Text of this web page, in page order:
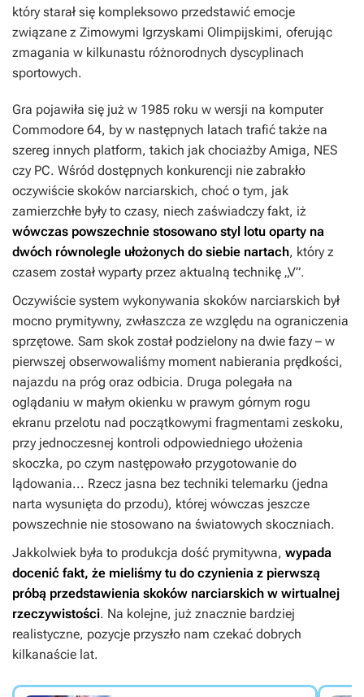
który starał się kompleksowo przedstawić emocje
związane z Zimowymi Igrzyskami Olimpijskimi, oferując
zmagania w kilkunastu różnorodnych dyscyplinach
sportowych.
Gra pojawiła się już w 1985 roku w wersji na komputer
Commodore 64, by w następnych latach trafić także na
szereg innych platform, takich jak chociażby Amiga, NES
czy PC. Wśród dostępnych konkurencji nie zabrakło
oczywiście skoków narciarskich, choć o tym, jak
zamierzchłe były to czasy, niech zaświadczy fakt, iż
wówczas powszechnie stosowano styl lotu oparty na
dwóch równolegle ułożonych do siebie nartach, który z
czasem został wyparty przez aktualną technikę „V”.
Oczywiście system wykonywania skoków narciarskich był
mocno prymitywny, zwłaszcza ze względu na ograniczenia
sprzętowe. Sam skok został podzielony na dwie fazy – w
pierwszej obserwowaliśmy moment nabierania prędkości,
najazdu na próg oraz odbicia. Druga polegała na
oglądaniu w małym okienku w prawym górnym rogu
ekranu przelotu nad początkowymi fragmentami zeskoku,
przy jednoczesnej kontroli odpowiedniego ułożenia
skoczka, po czym następowało przygotowanie do
lądowania... Rzecz jasna bez techniki telemarku (jedna
narta wysunięta do przodu), której wówczas jeszcze
powszechnie nie stosowano na światowych skoczniach.
Jakkolwiek była to produkcja dość prymitywna, wypada
docenić fakt, że mieliśmy tu do czynienia z pierwszą
próbą przedstawienia skoków narciarskich w wirtualnej
rzeczywistości. Na kolejne, już znacznie bardziej
realistyczne, pozycje przyszło nam czekać dobrych
kilkanaście lat.